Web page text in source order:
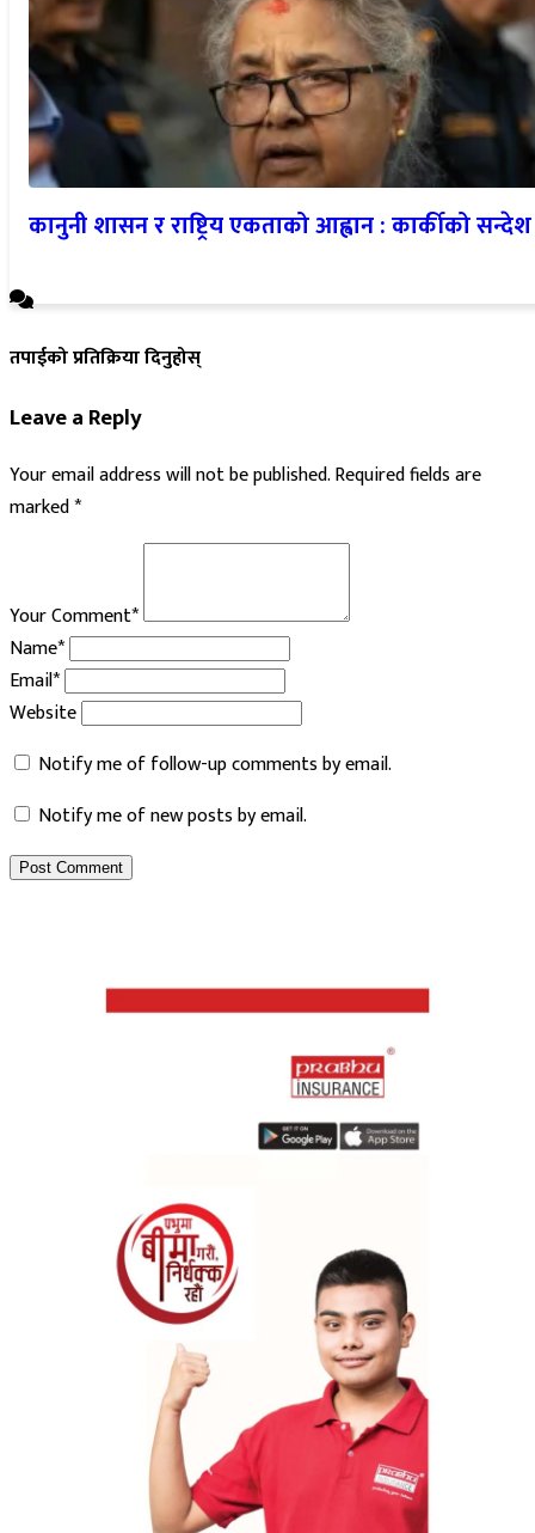
कानुनी शासन र राष्ट्रिय एकताको आह्वान : कार्कीको सन्देश
तपाईको प्रतिक्रिया दिनुहोस्
Leave a Reply
Your email address will not be published.Required fields are
marked*
Your Comment*
Name*
Email*
Website
Notify me of follow-up comments by email.
Notify me of new posts by email.